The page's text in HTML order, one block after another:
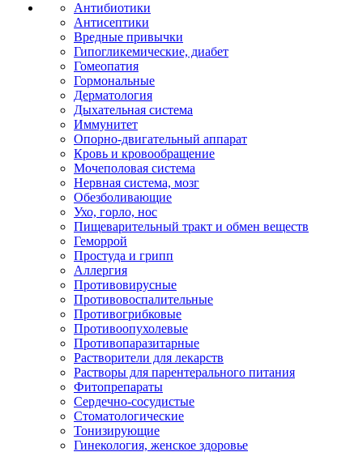
Антибиотики
Антисептики
Вредные привычки
Гипогликемические, диабет
Гомеопатия
Гормональные
Дерматология
Дыхательная система
Иммунитет
Опорно-двигательный аппарат
Кровь и кровообращение
Мочеполовая система
Нервная система, мозг
Обезболивающие
Ухо, горло, нос
Пищеварительный тракт и обмен веществ
Геморрой
Простуда и грипп
Аллергия
Противовирусные
Противовоспалительные
Противогрибковые
Противоопухолевые
Противопаразитарные
Растворители для лекарств
Растворы для парентерального питания
Фитопрепараты
Сердечно-сосудистые
Стоматологические
Тонизирующие
Гинекология, женское здоровье